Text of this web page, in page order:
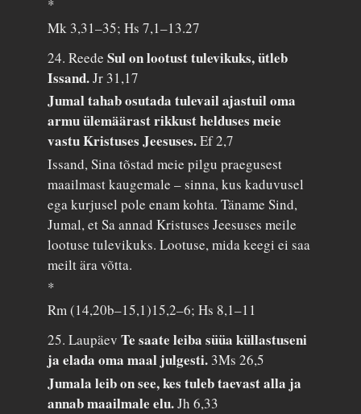
*
Mk 3,31–35; Hs 7,1–13.27
24. ReedeSul on lootust tulevikuks, ütleb
Issand.Jr 31,17
Jumal tahab osutada tulevail ajastuil oma
armu ülemäärast rikkust helduses meie
vastu Kristuses Jeesuses.Ef 2,7
Issand, Sina tõstad meie pilgu praegusest
maailmast kaugemale – sinna, kus kaduvusel
ega kurjusel pole enam kohta. Täname Sind,
Jumal, et Sa annad Kristuses Jeesuses meile
lootuse tulevikuks. Lootuse, mida keegi ei saa
meilt ära võtta.
*
Rm (14,20b–15,1)15,2–6; Hs 8,1–11
25. LaupäevTe saate leiba süüa küllastuseni
ja elada oma maal julgesti. 3Ms 26,5
Jumala leib on see, kes tuleb taevast alla ja
annab maailmale elu.Jh 6,33